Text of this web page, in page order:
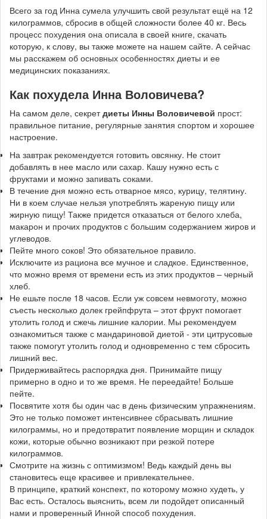
Всего за год Инна сумела улучшить свой результат ещё на 12
килограммов, сбросив в общей сложности более 40 кг. Весь
процесс похудения она описала в своей книге, скачать
которую, к слову, вы также можете на нашем сайте. А сейчас
мы расскажем об основных особенностях диеты и ее
медицинских показаниях.
Как похудела Инна Воловичева?
На самом деле, секретдиеты Инны Воловичевой прост:
правильное питание, регулярные занятия спортом и хорошее
настроение.
На завтрак рекомендуется готовить овсянку. Не стоит
добавлять в нее масло или сахар. Кашу нужно есть с
фруктами и можно запивать соками.
В течение дня можно есть отварное мясо, курицу, телятину.
Ни в коем случае нельзя употреблять жареную пищу или
жирную пищу! Также придется отказаться от белого хлеба,
макарон и прочих продуктов с большим содержанием жиров и
углеводов.
Пейте много соков! Это обязательное правило.
Исключите из рациона все мучное и сладкое. Единственное,
что можно время от времени есть из этих продуктов – черный
хлеб.
Не ешьте после 18 часов. Если уж совсем невмоготу, можно
съесть несколько долек грейпфрута – этот фрукт помогает
утолить голод и сжечь лишние калории. Мы рекомендуем
ознакомиться также с мандариновой диетой - эти цитрусовые
также помогут утолить голод и одновременно с тем сбросить
лишний вес.
Придерживайтесь распорядка дня. Принимайте пищу
примерно в одно и то же время. Не переедайте! Больше
пейте.
Посвятите хотя бы один час в день физическим упражнениям.
Это не только поможет интенсивнее сбрасывать лишние
килограммы, но и предотвратит появление морщин и складок
кожи, которые обычно возникают при резкой потере
килограммов.
Смотрите на жизнь с оптимизмом! Ведь каждый день вы
становитесь еще красивее и привлекательнее.
В принципе, краткий конспект, по которому можно худеть, у
Вас есть. Осталось выяснить, всем ли подойдет описанный
нами и проверенный Инной способ похудения.